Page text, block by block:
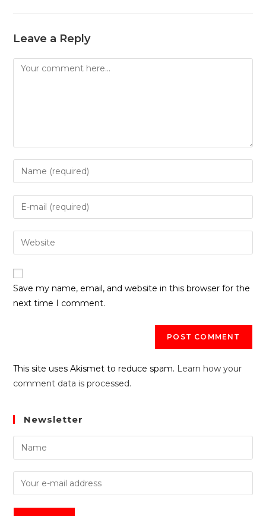
Leave a Reply
Save my name, email, and website in this browser for the
next time I comment.
This site uses Akismet to reduce spam. Learn how your
comment data is processed.
Newsletter